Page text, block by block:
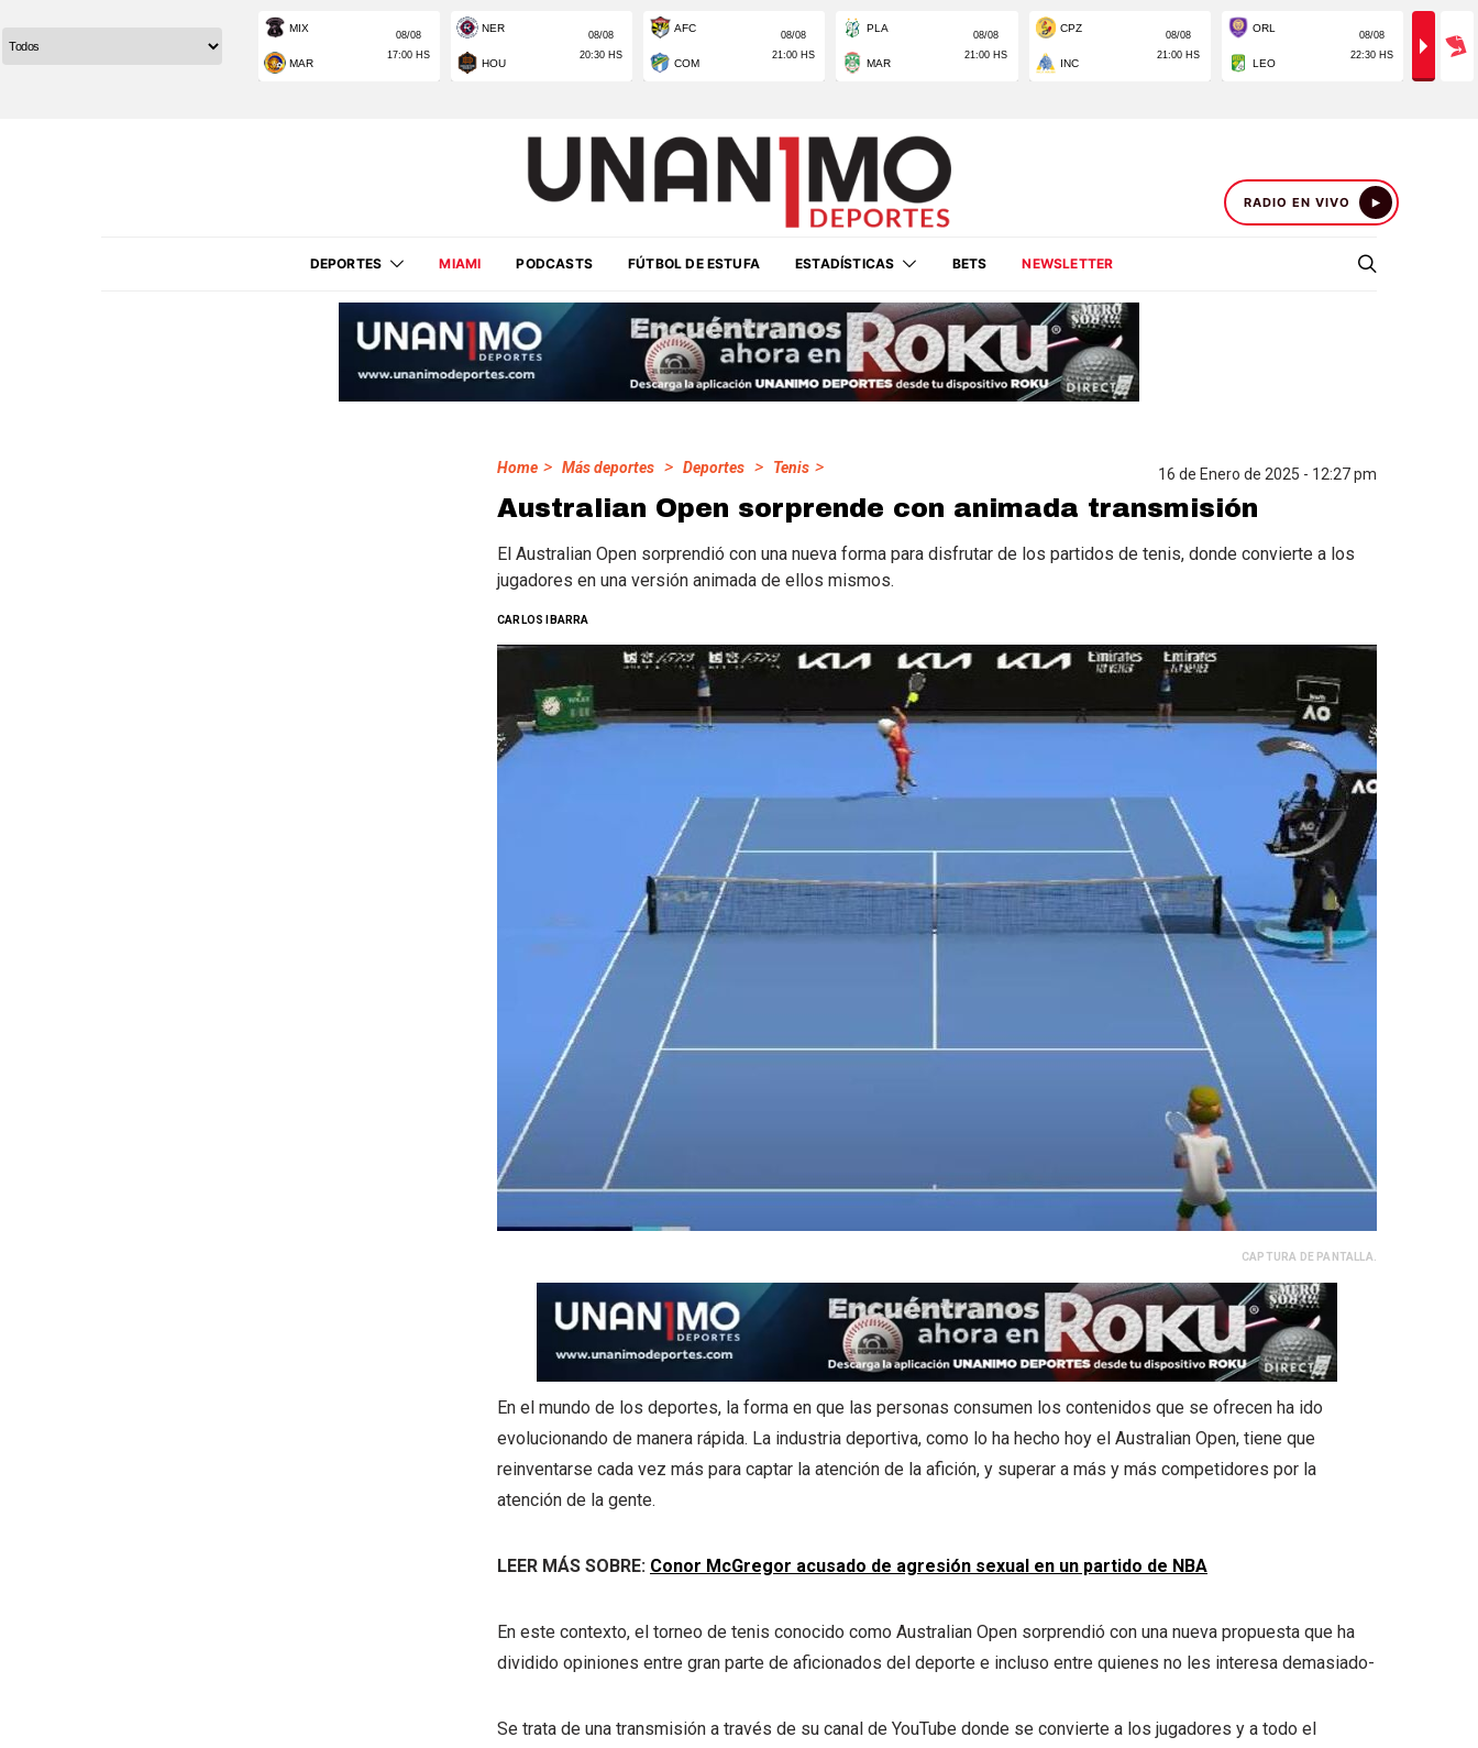
RADIO EN VIVO
DEPORTES MIAMI PODCASTS FÚTBOL DE ESTUFA ESTADÍSTICAS BETS NEWSLETTER
Home > Más deportes > Deportes > Tenis > 16 de Enero de 2025 - 12:27 pm
Australian Open sorprende con animada transmisión
El Australian Open sorprendió con una nueva forma para disfrutar de los partidos de tenis, donde convierte a los
jugadores en una versión animada de ellos mismos.
CARLOS IBARRA
CAPTURA DE PANTALLA.
En el mundo de los deportes, la forma en que las personas consumen los contenidos que se ofrecen ha ido
evolucionando de manera rápida. La industria deportiva, como lo ha hecho hoy el Australian Open, tiene que
reinventarse cada vez más para captar la atención de la afición, y superar a más y más competidores por la
atención de la gente.
LEER MÁS SOBRE: Conor McGregor acusado de agresión sexual en un partido de NBA
En este contexto, el torneo de tenis conocido como Australian Open sorprendió con una nueva propuesta que ha
dividido opiniones entre gran parte de aficionados del deporte e incluso entre quienes no les interesa demasiado-
Se trata de una transmisión a través de su canal de YouTube donde se convierte a los jugadores y a todo el